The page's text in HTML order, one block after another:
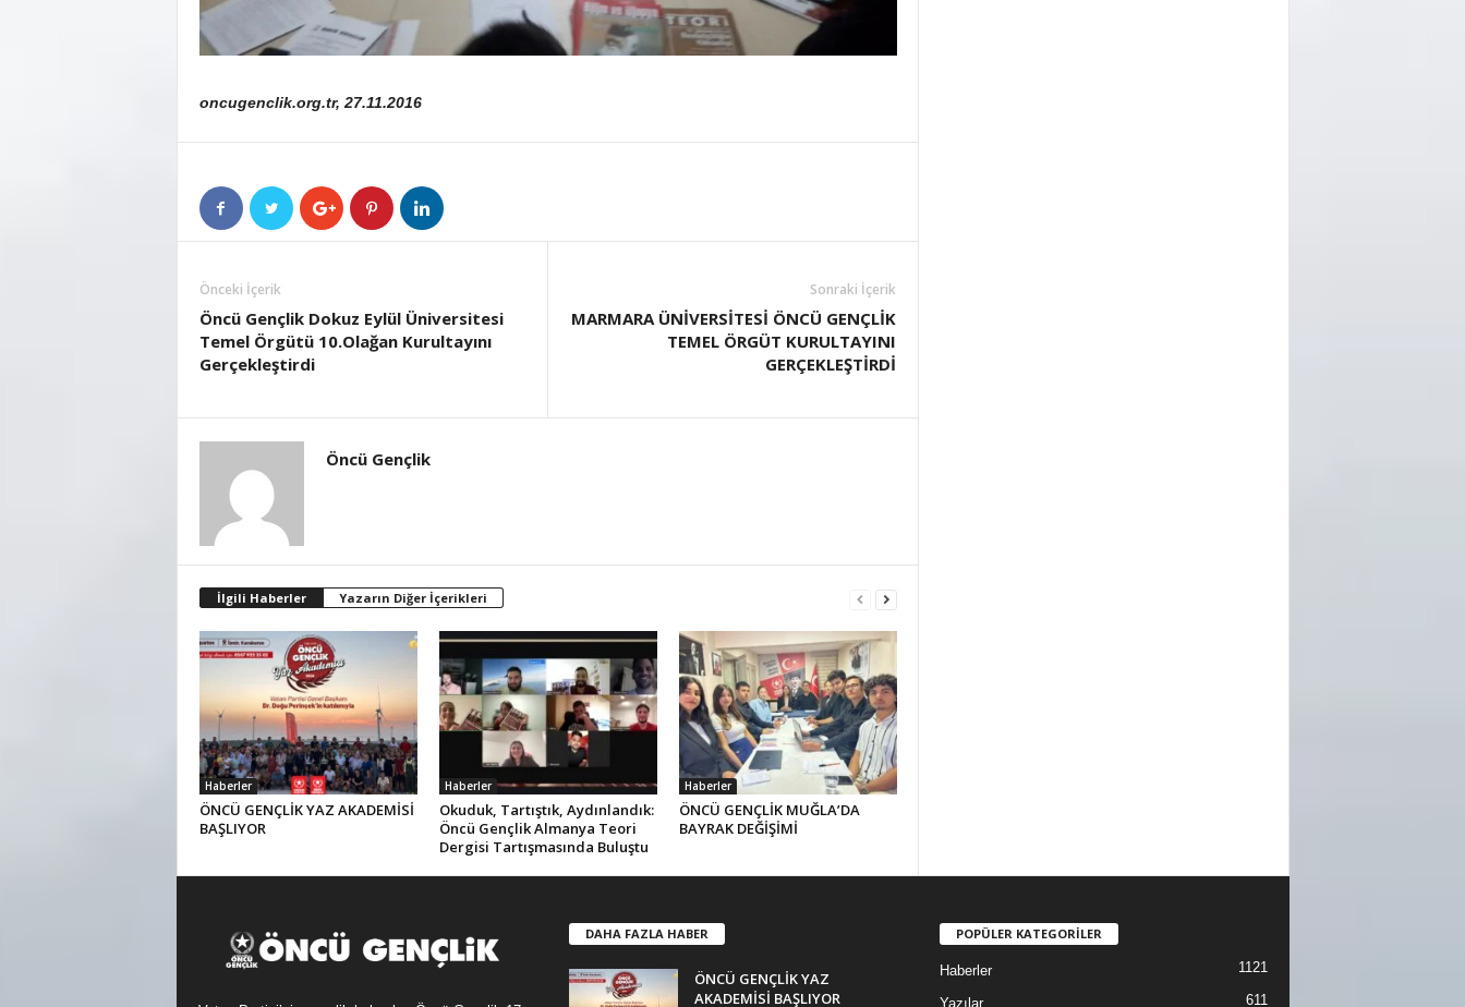
oncugenclik.org.tr, 27.11.2016
Önceki İçerik
Öncü Gençlik Dokuz Eylül Üniversitesi
Temel Örgütü 10.Olağan Kurultayını
Gerçekleştirdi
Sonraki İçerik
MARMARA ÜNİVERSİTESİ ÖNCÜ GENÇLİK
TEMEL ÖRGÜT KURULTAYINI
GERÇEKLEŞTİRDİ
Öncü Gençlik
İlgili Haberler Yazarın Diğer İçerikleri
Haberler
ÖNCÜ GENÇLİK YAZ AKADEMİSİ
BAŞLIYOR
Haberler
Okuduk, Tartıştık, Aydınlandık:
Öncü Gençlik Almanya Teori
Dergisi Tartışmasında Buluştu
Haberler
ÖNCÜ GENÇLİK MUĞLA’DA
BAYRAK DEĞİŞİMİ
DAHA FAZLA HABER
ÖNCÜ GENÇLİK YAZ
AKADEMİSİ BAŞLIYOR
POPÜLER KATEGORİLER
Haberler 1121
Yazılar 611